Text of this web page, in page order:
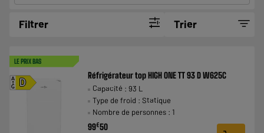
Filtrer Trier
LE PRIX BAS
D
A
G
Réfrigérateur top HIGH ONE TT 93 D W625C
Capacité : 93 L
Type de froid : Statique
Nombre de personnes : 1
99€50